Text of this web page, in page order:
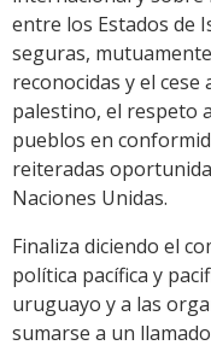
entre los Estados de
seguras,
reconocidas y el
palestino, el respeto
pueblos en
reiteradas
Naciones Unidas.
Finaliza diciendo el
política pacífica y
uruguayo y a las
sumarse a un